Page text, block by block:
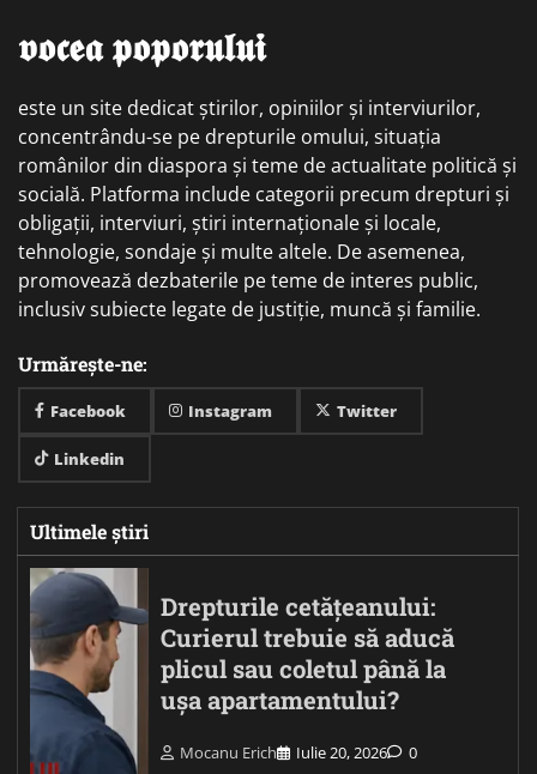
𝖛𝖔𝖈𝖊𝖆 𝖕𝖔𝖕𝖔𝖗𝖚𝖑𝖚𝖎
este un site dedicat știrilor, opiniilor și interviurilor,
concentrându-se pe drepturile omului, situația
românilor din diaspora și teme de actualitate politică și
socială. Platforma include categorii precum drepturi și
obligații, interviuri, știri internaționale și locale,
tehnologie, sondaje și multe altele. De asemenea,
promovează dezbaterile pe teme de interes public,
inclusiv subiecte legate de justiție, muncă și familie.
Urmărește-ne:
Facebook Instagram Twitter
Linkedin
Ultimele știri
Drepturile cetățeanului:
Curierul trebuie să aducă
plicul sau coletul până la
ușa apartamentului?
Mocanu Erich Iulie 20, 2026 0